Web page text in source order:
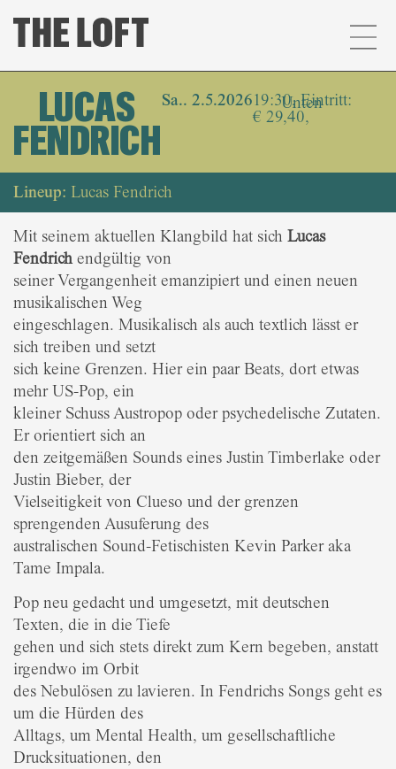
LUCAS
FENDRICH
Sa.. 2.5.202619:30, Eintritt:
€ 29,40,
Unten
Lineup: Lucas Fendrich
Mit seinem aktuellen Klangbild hat sich Lucas
Fendrichendgültig von
seiner Vergangenheit emanzipiert und einen neuen
musikalischen Weg
eingeschlagen. Musikalisch als auch textlich lässt er
sich treiben und setzt
sich keine Grenzen. Hier ein paar Beats, dort etwas
mehr US-Pop, ein
kleiner Schuss Austropop oder psychedelische Zutaten.
Er orientiert sich an
den zeitgemäßen Sounds eines Justin Timberlake oder
Justin Bieber, der
Vielseitigkeit von Clueso und der grenzen
sprengenden Ausuferung des
australischen Sound-Fetischisten Kevin Parker aka
Tame Impala.
Pop neu gedacht und umgesetzt, mit deutschen
Texten, die in die Tiefe
gehen und sich stets direkt zum Kern begeben, anstatt
irgendwo im Orbit
des Nebulösen zu lavieren. In Fendrichs Songs geht es
um die Hürden des
Alltags, um Mental Health, um gesellschaftliche
Drucksituationen, den